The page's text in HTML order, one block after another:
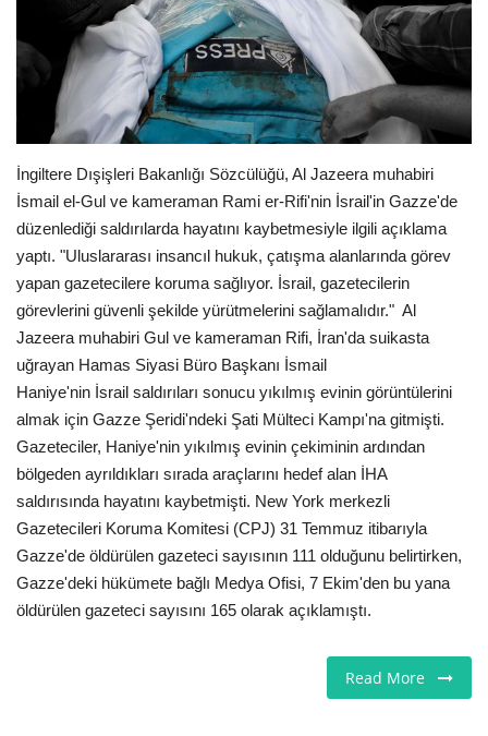
Londra
İngiltere
İş & Ekonomi
Videolar
Firma Rehberi
Pazaryeri
Kültür - Sanat
Restoranlar
Sağlık
Teknoloji
Etkinlik
İngiltere Dışişleri Bakanlığı Sözcülüğü, Al Jazeera muhabiri
İsmail el-Gul ve kameraman Rami er-Rifi'nin İsrail'in Gazze'de
düzenlediği saldırılarda hayatını kaybetmesiyle ilgili açıklama
yaptı. "Uluslararası insancıl hukuk, çatışma alanlarında görev
yapan gazetecilere koruma sağlıyor. İsrail, gazetecilerin
görevlerini güvenli şekilde yürütmelerini sağlamalıdır." Al
Jazeera muhabiri Gul ve kameraman Rifi, İran'da suikasta
uğrayan Hamas Siyasi Büro Başkanı İsmail
Haniye'nin İsrail saldırıları sonucu yıkılmış evinin görüntülerini
almak için Gazze Şeridi'ndeki Şati Mülteci Kampı'na gitmişti.
Gazeteciler, Haniye'nin yıkılmış evinin çekiminin ardından
bölgeden ayrıldıkları sırada araçlarını hedef alan İHA
saldırısında hayatını kaybetmişti. New York merkezli
Gazetecileri Koruma Komitesi (CPJ) 31 Temmuz itibarıyla
Gazze'de öldürülen gazeteci sayısının 111 olduğunu belirtirken,
Gazze'deki hükümete bağlı Medya Ofisi, 7 Ekim'den bu yana
öldürülen gazeteci sayısını 165 olarak açıklamıştı.
Read More